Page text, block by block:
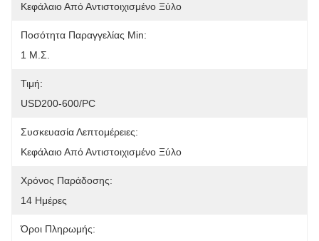
Κεφάλαιο Από Αντιστοιχισμένο Ξύλο
Ποσότητα Παραγγελίας Min:
1 Μ.σ.
Τιμή:
USD200-600/PC
Συσκευασία Λεπτομέρειες:
Κεφάλαιο Από Αντιστοιχισμένο Ξύλο
Χρόνος Παράδοσης:
14 Ημέρες
Όροι Πληρωμής: